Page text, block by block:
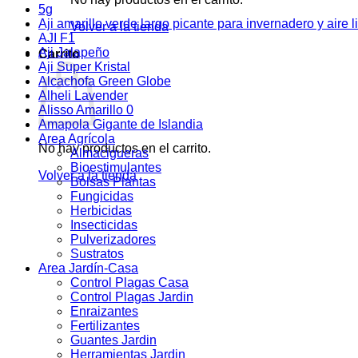
Volver a la tienda
Carrito
No hay productos en el carrito.
Volver a la tienda
5g
Aji amarillo verde largo picante para invernadero y aire
AJI F1
Aji Jalapeño
Aji Super Kristal
Alcachofa Green Globe
Alheli Lavender
Alisso Amarillo 0
Amapola Gigante de Islandia
Area Agrícola
Almacigueras
Bioestimulantes
Bolsas Plantas
Fungicidas
Herbicidas
Insecticidas
Pulverizadores
Sustratos
Area Jardín-Casa
Control Plagas Casa
Control Plagas Jardin
Enraizantes
Fertilizantes
Guantes Jardin
Herramientas Jardin